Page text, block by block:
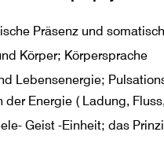
Präsenz und
Körper; Körpersprache
Lebensenergie;
der Energie ( Ladung,
Geist -Einheit; das